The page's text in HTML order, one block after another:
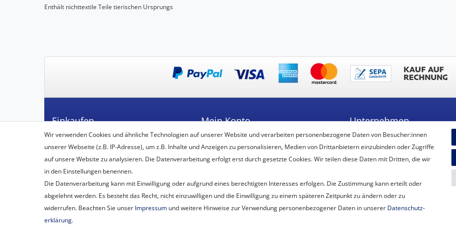
Enthält nichttextile Teile tierischen Ursprungs
Einkaufen
Zahlungsarten
Versandarten & -kosten
Widerrufsbelehrung
Vertrag widerrufen
Warenkorb
Zur Kasse
Mein Konto
Registrieren
Login
Unternehmen
Unser Ballon-Lieferservice
Unsere Filiale
Unsere Mitarbeiter
Datenschutzerklärung
AGB
Impressum
Wir verwenden Cookies und ähnliche Technologien auf unserer Website und verarbeiten personenbezogene Daten von Besucher:innen
unserer Webseite (z.B. IP-Adresse), um z.B. Inhalte und Anzeigen zu personalisieren, Medien von Drittanbietern einzubinden oder Zugriffe
auf unsere Website zu analysieren. Die Datenverarbeitung erfolgt erst durch gesetzte Cookies. Wir teilen diese Daten mit Dritten, die wir
in den Einstellungen benennen.
Die Datenverarbeitung kann mit Einwilligung oder aufgrund eines berechtigten Interesses erfolgen. Die Zustimmung kann erteilt oder
abgelehnt werden. Es besteht das Recht, nicht einzuwilligen und die Einwilligung zu einem späteren Zeitpunkt zu ändern oder zu
widerrufen. Beachten Sie unser Impressum und weitere Hinweise zur Verwendung personenbezogener Daten in unserer Daten­schutz­
erklärung.